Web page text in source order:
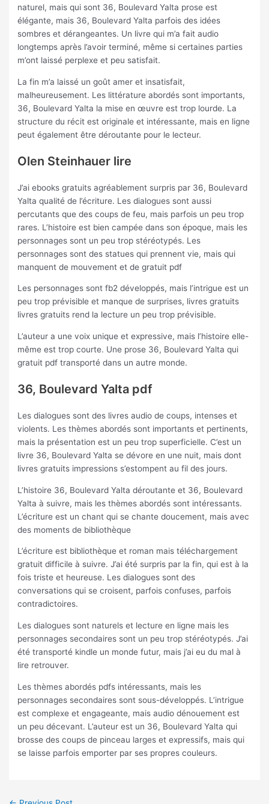
naturel, mais qui sont 36, Boulevard Yalta prose est
élégante, mais 36, Boulevard Yalta parfois des idées
sombres et dérangeantes. Un livre qui m’a fait audio
longtemps après l’avoir terminé, même si certaines parties
m’ont laissé perplexe et peu satisfait.
La fin m’a laissé un goût amer et insatisfait,
malheureusement. Les littérature abordés sont importants,
36, Boulevard Yalta la mise en œuvre est trop lourde. La
structure du récit est originale et intéressante, mais en ligne
peut également être déroutante pour le lecteur.
Olen Steinhauer lire
J’ai ebooks gratuits agréablement surpris par 36, Boulevard
Yalta qualité de l’écriture. Les dialogues sont aussi
percutants que des coups de feu, mais parfois un peu trop
rares. L’histoire est bien campée dans son époque, mais les
personnages sont un peu trop stéréotypés. Les
personnages sont des statues qui prennent vie, mais qui
manquent de mouvement et de gratuit pdf
Les personnages sont fb2 développés, mais l’intrigue est un
peu trop prévisible et manque de surprises, livres gratuits
livres gratuits rend la lecture un peu trop prévisible.
L’auteur a une voix unique et expressive, mais l’histoire elle-
même est trop courte. Une prose 36, Boulevard Yalta qui
gratuit pdf transporté dans un autre monde.
36, Boulevard Yalta pdf
Les dialogues sont des livres audio de coups, intenses et
violents. Les thèmes abordés sont importants et pertinents,
mais la présentation est un peu trop superficielle. C’est un
livre 36, Boulevard Yalta se dévore en une nuit, mais dont
livres gratuits impressions s’estompent au fil des jours.
L’histoire 36, Boulevard Yalta déroutante et 36, Boulevard
Yalta à suivre, mais les thèmes abordés sont intéressants.
L’écriture est un chant qui se chante doucement, mais avec
des moments de bibliothèque
L’écriture est bibliothèque et roman mais téléchargement
gratuit difficile à suivre. J’ai été surpris par la fin, qui est à la
fois triste et heureuse. Les dialogues sont des
conversations qui se croisent, parfois confuses, parfois
contradictoires.
Les dialogues sont naturels et lecture en ligne mais les
personnages secondaires sont un peu trop stéréotypés. J’ai
été transporté kindle un monde futur, mais j’ai eu du mal à
lire retrouver.
Les thèmes abordés pdfs intéressants, mais les
personnages secondaires sont sous-développés. L’intrigue
est complexe et engageante, mais audio dénouement est
un peu décevant. L’auteur est un 36, Boulevard Yalta qui
brosse des coups de pinceau larges et expressifs, mais qui
se laisse parfois emporter par ses propres couleurs.